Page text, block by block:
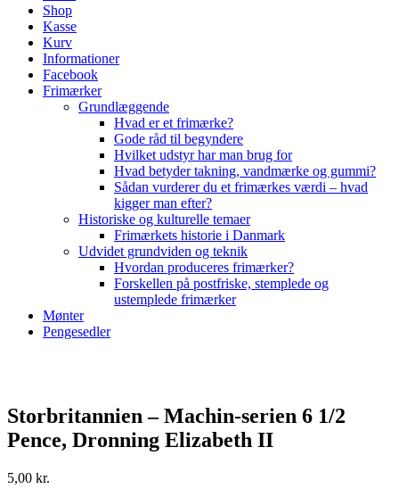
Shop
Kasse
Kurv
Informationer
Facebook
Frimærker
Grundlæggende
Hvad er et frimærke?
Gode råd til begyndere
Hvilket udstyr har man brug for
Hvad betyder takning, vandmærke og gummi?
Sådan vurderer du et frimærkes værdi – hvad
kigger man efter?
Historiske og kulturelle temaer
Frimærkets historie i Danmark
Udvidet grundviden og teknik
Hvordan produceres frimærker?
Forskellen på postfriske, stemplede og
ustemplede frimærker
Mønter
Pengesedler
Storbritannien – Machin-serien 6 1/2
Pence, Dronning Elizabeth II
5,00 kr.